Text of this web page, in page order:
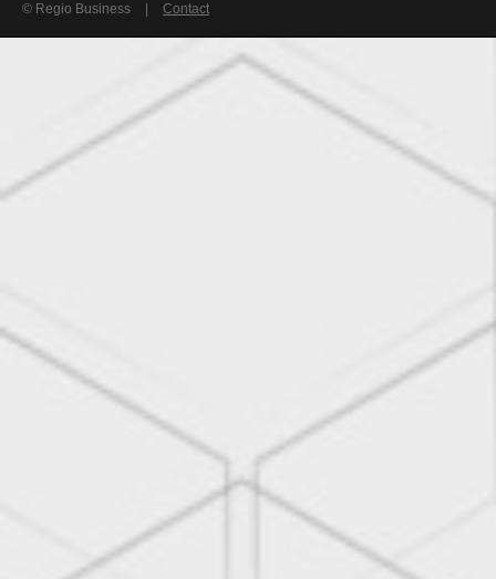
© Regio Business Contact